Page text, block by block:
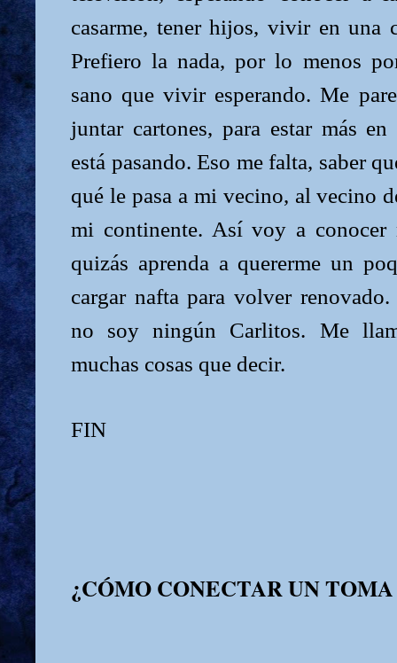
casarme, tener hijos, vivir en una
Prefiero la nada, por lo menos
sano que vivir esperando. Me
juntar cartones, para estar más
está pasando. Eso me falta, saber
qué le pasa a mi vecino, al vecino
mi continente. Así voy a conocer
quizás aprenda a quererme un
cargar nafta para volver
no soy ningún Carlitos. Me
muchas cosas que decir.
FIN
¿CÓMO CONECTAR UN